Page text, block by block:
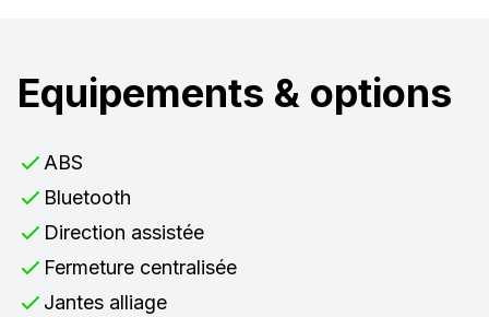
Equipements & options
ABS
Bluetooth
Direction assistée
Fermeture centralisée
Jantes alliage